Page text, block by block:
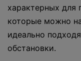
характерных для
которые можно
идеально
обстановки.